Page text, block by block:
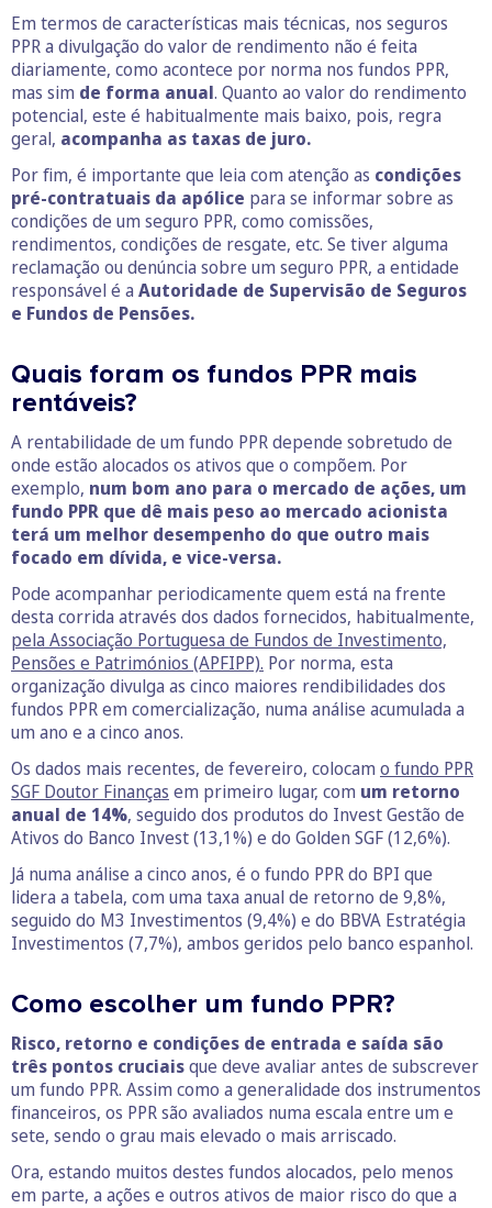
Em termos de características mais técnicas, nos seguros
PPR a divulgação do valor de rendimento não é feita
diariamente, como acontece por norma nos fundos PPR,
mas sim de forma anual. Quanto ao valor do rendimento
potencial, este é habitualmente mais baixo, pois, regra
geral, acompanha as taxas de juro.
Por fim, é importante que leia com atenção as condições
pré-contratuais da apólice para se informar sobre as
condições de um seguro PPR, como comissões,
rendimentos, condições de resgate, etc. Se tiver alguma
reclamação ou denúncia sobre um seguro PPR, a entidade
responsável é a Autoridade de Supervisão de Seguros
e Fundos de Pensões.
Quais foram os fundos PPR mais
rentáveis?
A rentabilidade de um fundo PPR depende sobretudo de
onde estão alocados os ativos que o compõem. Por
exemplo, num bom ano para o mercado de ações, um
fundo PPR que dê mais peso ao mercado acionista
terá um melhor desempenho do que outro mais
focado em dívida, e vice-versa.
Pode acompanhar periodicamente quem está na frente
desta corrida através dos dados fornecidos, habitualmente,
pela Associação Portuguesa de Fundos de Investimento,
Pensões e Patrimónios (APFIPP). Por norma, esta
organização divulga as cinco maiores rendibilidades dos
fundos PPR em comercialização, numa análise acumulada a
um ano e a cinco anos.
Os dados mais recentes, de fevereiro, colocam o fundo PPR
SGF Doutor Finanças em primeiro lugar, com um retorno
anual de 14%, seguido dos produtos do Invest Gestão de
Ativos do Banco Invest (13,1%) e do Golden SGF (12,6%).
Já numa análise a cinco anos, é o fundo PPR do BPI que
lidera a tabela, com uma taxa anual de retorno de 9,8%,
seguido do M3 Investimentos (9,4%) e do BBVA Estratégia
Investimentos (7,7%), ambos geridos pelo banco espanhol.
Como escolher um fundo PPR?
Risco, retorno e condições de entrada e saída são
três pontos cruciaisque deve avaliar antes de subscrever
um fundo PPR. Assim como a generalidade dos instrumentos
financeiros, os PPR são avaliados numa escala entre um e
sete, sendo o grau mais elevado o mais arriscado.
Ora, estando muitos destes fundos alocados, pelo menos
em parte, a ações e outros ativos de maior risco do que a